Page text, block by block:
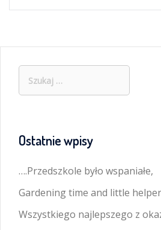
Ostatnie wpisy
….Przedszkole było wspaniałe,
Gardening time and little
Wszystkiego najlepszego z